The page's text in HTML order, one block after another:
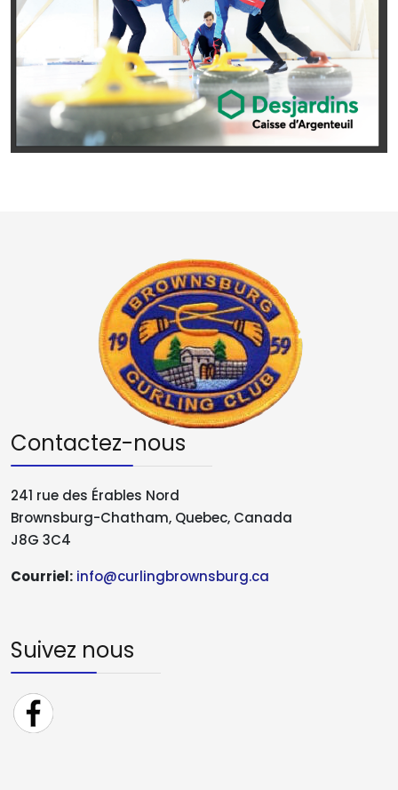
Contactez-nous
241 rue des Érables Nord
Brownsburg-Chatham, Quebec, Canada
J8G 3C4
Courriel: info@curlingbrownsburg.ca
Suivez nous